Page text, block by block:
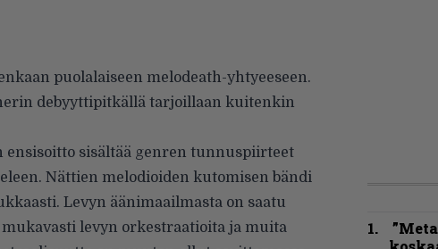
puolalaiseen melodeath-yhtyeeseen.
debyyttipitkällä tarjoillaan kuitenkin
ensisoitto sisältää genren tunnuspiirteet
Nättien melodioiden kutomisen bändi
Levyn äänimaailmasta on saatu
levyn orkestraatioita ja muita